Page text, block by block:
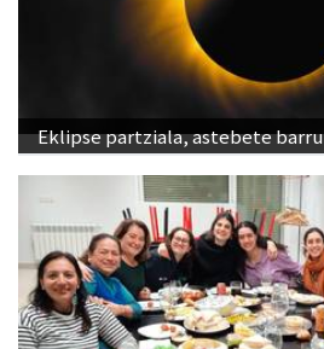
Eklipse partziala, astebete barru